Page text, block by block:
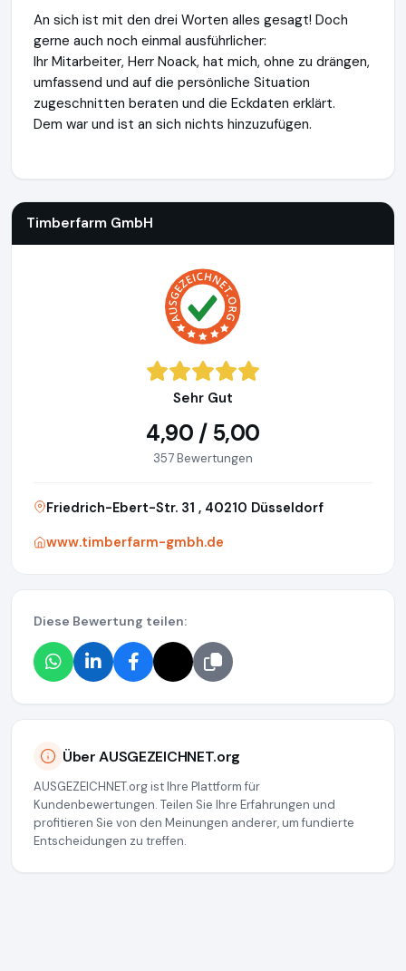
An sich ist mit den drei Worten alles gesagt! Doch
gerne auch noch einmal ausführlicher:
Ihr Mitarbeiter, Herr Noack, hat mich, ohne zu drängen,
umfassend und auf die persönliche Situation
zugeschnitten beraten und die Eckdaten erklärt.
Dem war und ist an sich nichts hinzuzufügen.
Timberfarm GmbH
Sehr Gut
4,90 / 5,00
357 Bewertungen
Friedrich-Ebert-Str. 31 , 40210 Düsseldorf
www.timberfarm-gmbh.de
Diese Bewertung teilen:
Über AUSGEZEICHNET.org
AUSGEZEICHNET.org ist Ihre Plattform für
Kundenbewertungen. Teilen Sie Ihre Erfahrungen und
profitieren Sie von den Meinungen anderer, um fundierte
Entscheidungen zu treffen.